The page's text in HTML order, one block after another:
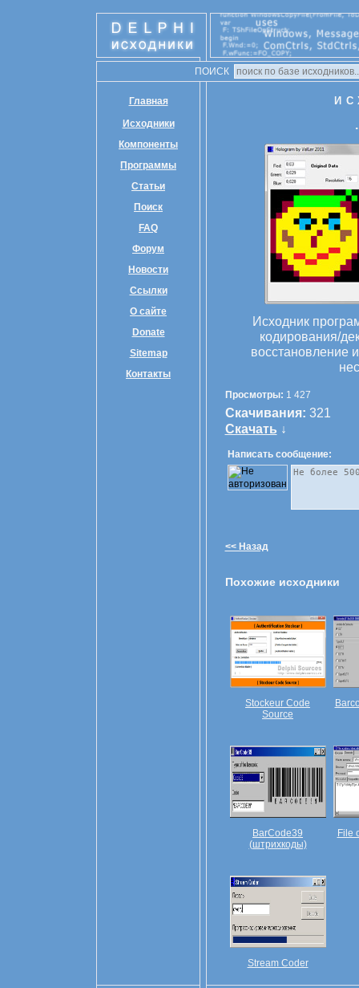
ПОИСК
Главная
Исходники
Компоненты
Программы
Статьи
Поиск
FAQ
Форум
Новости
Ссылки
О сайте
Donate
Sitemap
Контакты
Исходник
кодирования/
восстановление
Просмотры: 1 427
Скачивания: 321
Скачать ↓
Написать сообщение:
<< Назад
Похожие исходники
Stockeur Code
Source
BarCode39
(штрихкоды)
File
Stream Coder